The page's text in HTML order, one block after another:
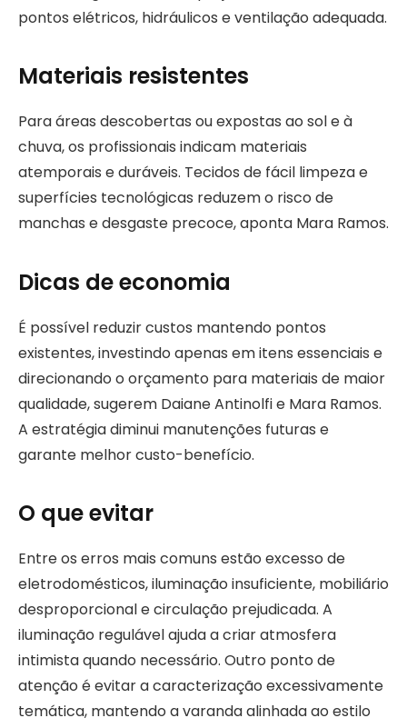
pontos elétricos, hidráulicos e ventilação adequada.
Materiais resistentes
Para áreas descobertas ou expostas ao sol e à
chuva, os profissionais indicam materiais
atemporais e duráveis. Tecidos de fácil limpeza e
superfícies tecnológicas reduzem o risco de
manchas e desgaste precoce, aponta Mara Ramos.
Dicas de economia
É possível reduzir custos mantendo pontos
existentes, investindo apenas em itens essenciais e
direcionando o orçamento para materiais de maior
qualidade, sugerem Daiane Antinolfi e Mara Ramos.
A estratégia diminui manutenções futuras e
garante melhor custo-benefício.
O que evitar
Entre os erros mais comuns estão excesso de
eletrodomésticos, iluminação insuficiente, mobiliário
desproporcional e circulação prejudicada. A
iluminação regulável ajuda a criar atmosfera
intimista quando necessário. Outro ponto de
atenção é evitar a caracterização excessivamente
temática, mantendo a varanda alinhada ao estilo